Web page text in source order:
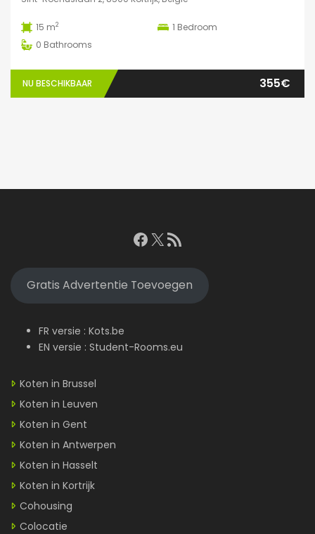
15 m2 1 Bedroom
0 Bathrooms
NU BESCHIKBAAR 355€
Facebook
X RSS feed
Gratis Advertentie Toevoegen
FR versie : Kots.be
EN versie : Student-Rooms.eu
Koten in Brussel
Koten in Leuven
Koten in Gent
Koten in Antwerpen
Koten in Hasselt
Koten in Kortrijk
Cohousing
Colocatie